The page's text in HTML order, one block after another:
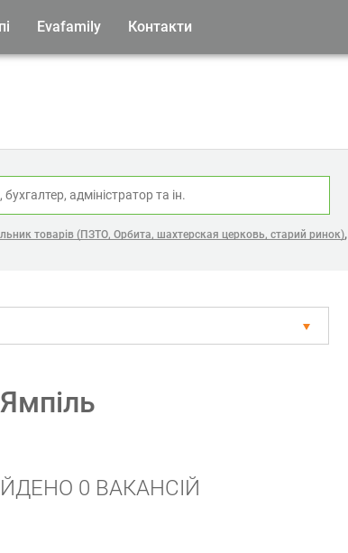
Evafamily Контакти
товарів (ПЗТО, Орбита, шахтерская церковь, старий ринок),
0 ВАКАНСІЙ